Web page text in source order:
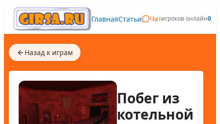
ГлавнаяСтатьи Чатигроков онлайн0
Назад к играм
Побег из
котельной